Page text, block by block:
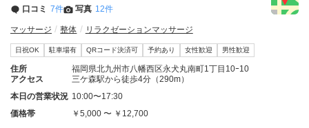
口コミ 7件 写真 12件
マッサージ 整体 リラクゼーションマッサージ
日祝OK 駐車場有 QRコード決済可 予約あり 女性歓迎 男性歓迎
住所
福岡県北九州市八幡西区永犬丸南町1丁目10ｰ10
アクセス
三ケ森駅から徒歩4分（290m）
本日の営業状況 10:00〜17:30
価格帯
￥5,000 〜 ￥12,700